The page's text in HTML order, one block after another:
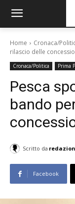
Home Cronaca/
rilascio delle
Cronaca/Politica Prima
Pesca
bando
Scritto da
Facebook